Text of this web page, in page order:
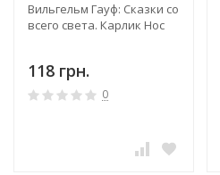
Вильгельм Гауф: Сказки со
всего света. Карлик Нос
118 грн.
0